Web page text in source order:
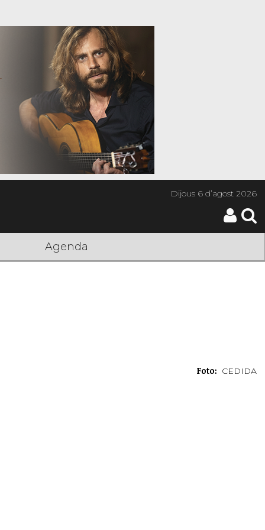
Dijous6 d’agost 2026
Agenda
Foto: CEDIDA